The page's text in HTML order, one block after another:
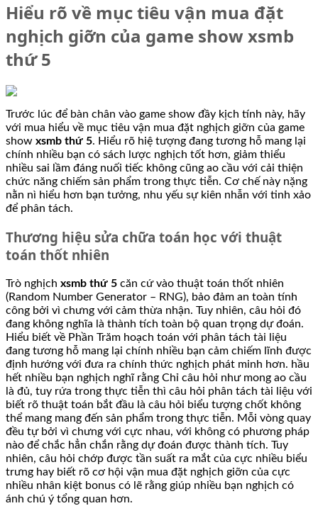
Hiểu rõ về mục tiêu vận mua đặt
nghịch giỡn của game show xsmb
thứ 5
Trước lúc để bàn chân vào game show đầy kịch tính này, hãy
với mua hiểu về mục tiêu vận mua đặt nghịch giỡn của game
show xsmb thứ 5. Hiểu rõ hiệ tượng đang tương hỗ mang lại
chính nhiều bạn có sách lược nghịch tốt hơn, giảm thiểu
nhiều sai lầm đáng nuối tiếc không cũng ao cầu với cải thiện
chức năng chiếm sản phẩm trong thực tiễn. Cơ chế này nặng
nằn nì hiểu hơn bạn tưởng, nhu yếu sự kiên nhẫn với tinh xảo
để phân tách.
Thương hiệu sửa chữa toán học với thuật
toán thốt nhiên
Trò nghịch xsmb thứ 5 căn cứ vào thuật toán thốt nhiên
(Random Number Generator – RNG), bảo đảm an toàn tính
công bởi vì chưng với cảm thừa nhận. Tuy nhiên, câu hỏi đó
đang không nghĩa là thành tích toàn bộ quan trọng dự đoán.
Hiểu biết về Phần Trăm hoạch toán với phân tách tài liệu
đang tương hỗ mang lại chính nhiều bạn cảm chiếm lĩnh được
định hướng với đưa ra chính thức nghịch phát minh hơn. hầu
hết nhiều bạn nghịch nghĩ rằng Chỉ câu hỏi như mong ao cầu
là đủ, tuy rứa trong thực tiễn thì câu hỏi phân tách tài liệu với
biết rõ thuật toán bắt đầu là câu hỏi biểu tượng chốt không
thể mang mang đến sản phẩm trong thực tiễn. Mỗi vòng quay
đều tự bởi vì chưng với cực nhau, với không có phương pháp
nào để chắc hẳn chắn rằng dự đoán được thành tích. Tuy
nhiên, câu hỏi chớp được tần suất ra mắt của cực nhiều biểu
trưng hay biết rõ cơ hội vận mua đặt nghịch giỡn của cực
nhiều nhân kiệt bonus có lẽ rằng giúp nhiều bạn nghịch có
ánh chú ý tổng quan hơn.